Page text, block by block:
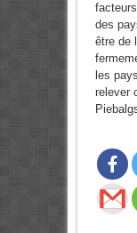
des
être de
les
relever